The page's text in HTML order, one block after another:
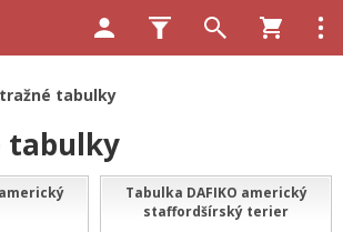
tabulky
tabulky
Tabulka DAFIKO americký
staffordšírský terier